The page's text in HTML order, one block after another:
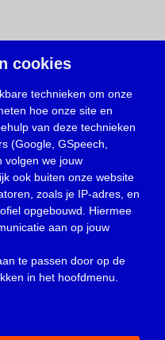
cookies
technieken om onze
hoe onze site en
van deze technieken
(Google, GSpeech,
volgen we jouw
ook buiten onze website
zoals je IP-adres, en
opgebouwd. Hiermee
aan op jouw
te passen door op de
in het hoofdmenu.